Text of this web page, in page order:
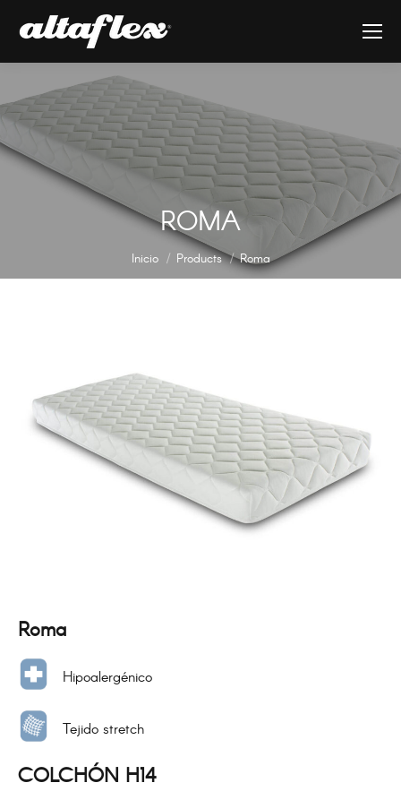
ROMA
Estás aquí:
Inicio Products Roma
Roma
Hipoalergénico
Tejido stretch
COLCHÓN H14